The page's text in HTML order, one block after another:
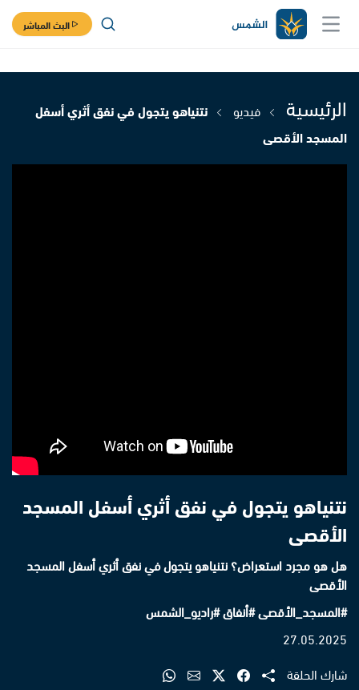
البث المباشر
الرئيسية فيديو
نتنياهو يتجول في نفق أثري أسفل
المسجد الأقصى
نتنياهو يتجول في نفق أثري أسفل المسجد
الأقصى
هل هو مجرد استعراض؟نتنياهو يتجول في نفق أثري أسفل المسجد
الأقصى
#المسجد_الأقصى #أنفاق #راديو_الشمس
27.05.2025
شارك الحلقة